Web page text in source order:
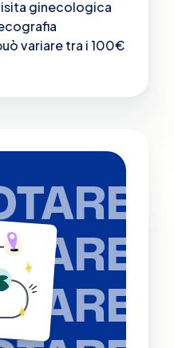
ginecologica
variare tra i 100€